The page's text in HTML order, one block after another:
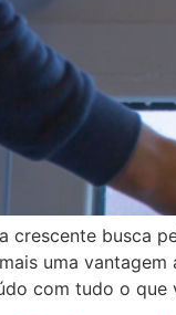
crescente busca
uma
com tudo o